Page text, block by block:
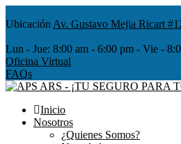
Ubicación Av. Gustavo Mejia Ricart
Lun - Jue: 8:00 am - 6:00 pm - Vie -
Oficina Virtual
FAQs
Inicio
Nosotros
¿Quienes Somos?